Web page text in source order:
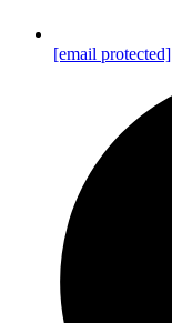
[email protected]